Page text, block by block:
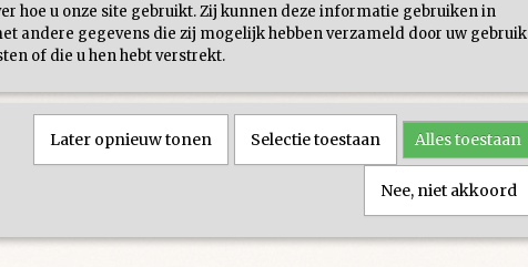
hoe u onze site gebruikt. Zij kunnen deze informatie gebruiken in
andere gegevens die zij mogelijk hebben verzameld door uw gebruik
of die u hen hebt verstrekt.
Later opnieuw tonen Selectie toestaan Alles toestaan
Nee, niet akkoord